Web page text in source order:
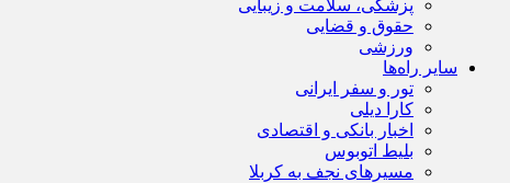
پزشکی، سلامت و زیبایی
حقوق و قضایی
ورزشی
سایر راه‌ها
تور و سفر ایرانی
کارا دیلی
اخبار بانکی و اقتصادی
بلیط اتوبوس
مسیرهای نجف به کربلا